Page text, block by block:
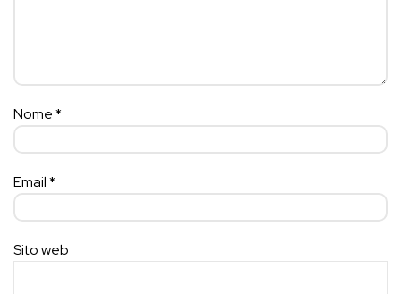
Nome*
Email*
Sito web